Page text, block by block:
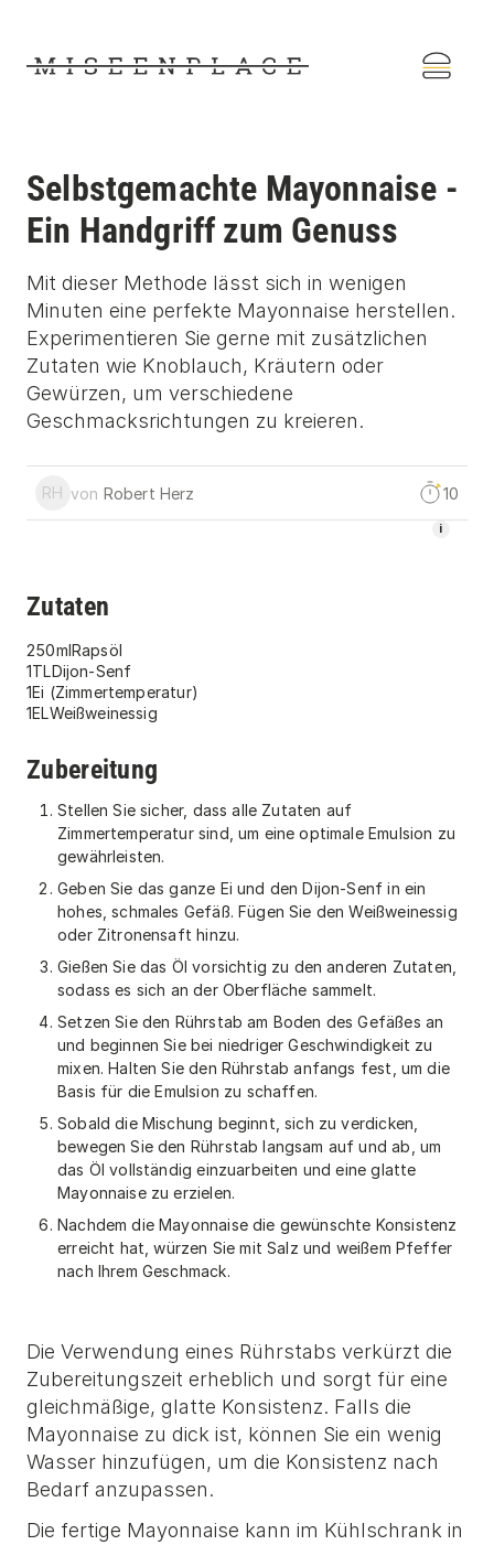
Selbstgemachte Mayonnaise -
Ein Handgriff zum Genuss
Mit dieser Methode lässt sich in wenigen
Minuten eine perfekte Mayonnaise herstellen.
Experimentieren Sie gerne mit zusätzlichen
Zutaten wie Knoblauch, Kräutern oder
Gewürzen, um verschiedene
Geschmacksrichtungen zu kreieren.
RH von Robert Herz 10
i
Zutaten
250mlRapsöl
1TLDijon-Senf
1Ei (Zimmertemperatur)
1ELWeißweinessig
Zubereitung
Stellen Sie sicher, dass alle Zutaten auf
Zimmertemperatur sind, um eine optimale Emulsion zu
gewährleisten.
Geben Sie das ganze Ei und den Dijon-Senf in ein
hohes, schmales Gefäß. Fügen Sie den Weißweinessig
oder Zitronensaft hinzu.
Gießen Sie das Öl vorsichtig zu den anderen Zutaten,
sodass es sich an der Oberfläche sammelt.
Setzen Sie den Rührstab am Boden des Gefäßes an
und beginnen Sie bei niedriger Geschwindigkeit zu
mixen. Halten Sie den Rührstab anfangs fest, um die
Basis für die Emulsion zu schaffen.
Sobald die Mischung beginnt, sich zu verdicken,
bewegen Sie den Rührstab langsam auf und ab, um
das Öl vollständig einzuarbeiten und eine glatte
Mayonnaise zu erzielen.
Nachdem die Mayonnaise die gewünschte Konsistenz
erreicht hat, würzen Sie mit Salz und weißem Pfeffer
nach Ihrem Geschmack.
Die Verwendung eines Rührstabs verkürzt die
Zubereitungszeit erheblich und sorgt für eine
gleichmäßige, glatte Konsistenz. Falls die
Mayonnaise zu dick ist, können Sie ein wenig
Wasser hinzufügen, um die Konsistenz nach
Bedarf anzupassen.
Die fertige Mayonnaise kann im Kühlschrank in